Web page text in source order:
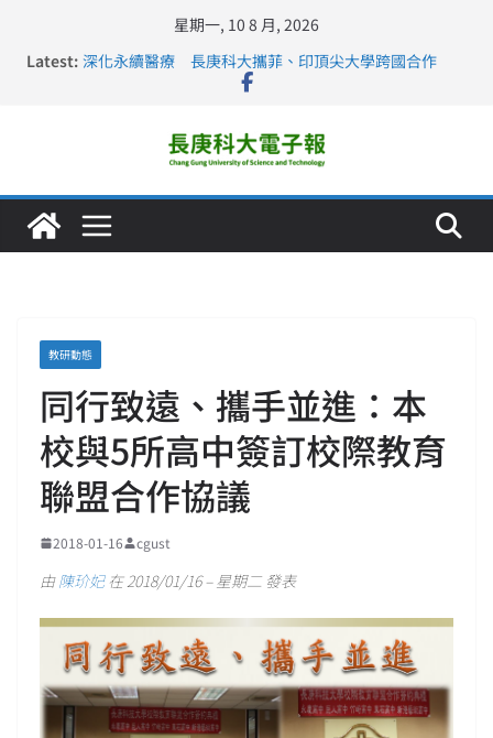
星期一, 10 8 月, 2026
Latest: 深化永續醫療 長庚科大攜菲、印頂尖大學跨國合作
長庚科大訪凱瑟醫療集團、美容學校收穫豐
仁德醫專與長庚科大締結策略聯盟 培育護理尖兵
長庚科大連四年穩居《遠見》醫學大學第5名 辦學實力再
教研動態
同行致遠、攜手並進：本
校與5所高中簽訂校際教育
聯盟合作協議
2018-01-16 cgust
由陳玠妃在 2018/01/16 – 星期二 發表